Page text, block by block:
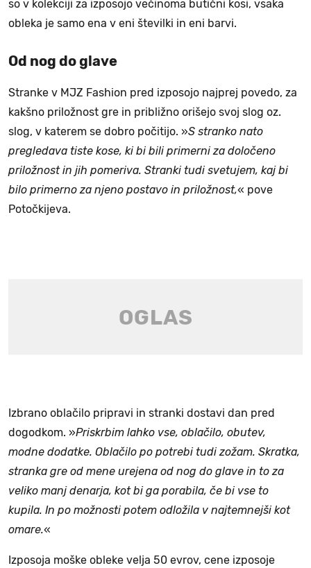
so v kolekciji za izposojo večinoma butični kosi, vsaka
obleka je samo ena v eni številki in eni barvi.
Od nog do glave
Stranke v MJZ Fashion pred izposojo najprej povedo, za
kakšno priložnost gre in približno orišejo svoj slog oz.
slog, v katerem se dobro počitijo. »S stranko nato
pregledava tiste kose, ki bi bili primerni za določeno
priložnost in jih pomeriva. Stranki tudi svetujem, kaj bi
bilo primerno za njeno postavo in priložnost,« pove
Potočkijeva.
Izbrano oblačilo pripravi in stranki dostavi dan pred
dogodkom. »Priskrbim lahko vse, oblačilo, obutev,
modne dodatke. Oblačilo po potrebi tudi zožam. Skratka,
stranka gre od mene urejena od nog do glave in to za
veliko manj denarja, kot bi ga porabila, če bi vse to
kupila. In po možnosti potem odložila v najtemnejši kot
omare.«
Izposoja moške obleke velja 50 evrov, cene izposoje